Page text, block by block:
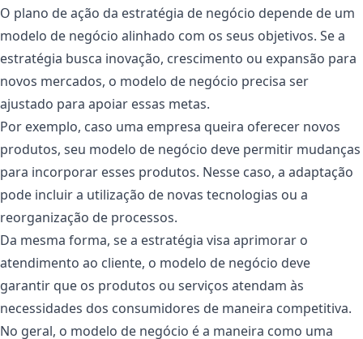
O plano de ação da estratégia de negócio depende de um
modelo de negócio alinhado com os seus objetivos. Se a
estratégia busca inovação, crescimento ou expansão para
novos mercados, o modelo de negócio precisa ser
ajustado para apoiar essas metas.
Por exemplo, caso uma empresa queira oferecer novos
produtos, seu modelo de negócio deve permitir mudanças
para incorporar esses produtos. Nesse caso, a adaptação
pode incluir a utilização de novas tecnologias ou a
reorganização de processos.
Da mesma forma, se a estratégia visa aprimorar o
atendimento ao cliente, o modelo de negócio deve
garantir que os produtos ou serviços atendam às
necessidades dos consumidores de maneira competitiva.
No geral, o modelo de negócio é a maneira como uma